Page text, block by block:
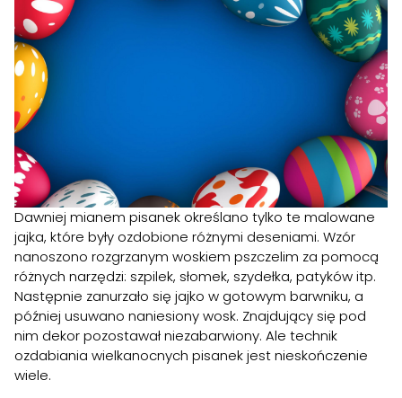
Dawniej mianem pisanek określano tylko te malowane
jajka, które były ozdobione różnymi deseniami. Wzór
nanoszono rozgrzanym woskiem pszczelim za pomocą
różnych narzędzi: szpilek, słomek, szydełka, patyków itp.
Następnie zanurzało się jajko w gotowym barwniku, a
później usuwano naniesiony wosk. Znajdujący się pod
nim dekor pozostawał niezabarwiony. Ale technik
ozdabiania wielkanocnych pisanek jest nieskończenie
wiele.